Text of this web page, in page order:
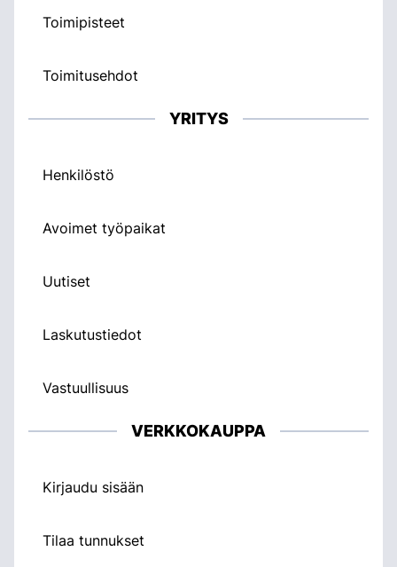
Toimipisteet
Toimitusehdot
YRITYS
Henkilöstö
Avoimet työpaikat
Uutiset
Laskutustiedot
Vastuullisuus
VERKKOKAUPPA
Kirjaudu sisään
Tilaa tunnukset